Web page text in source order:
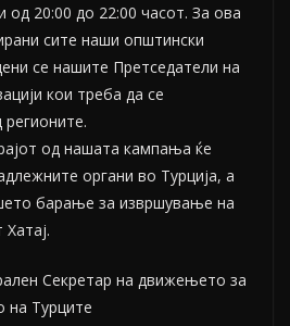
од 20:00 до 22:00 часот. За ова
сите наши општински
се нашите Претседатели на
кои треба да се
од нашата кампања ќе
органи во Турција, а
барање за извршување на
Секретар на движењето за
на Турците